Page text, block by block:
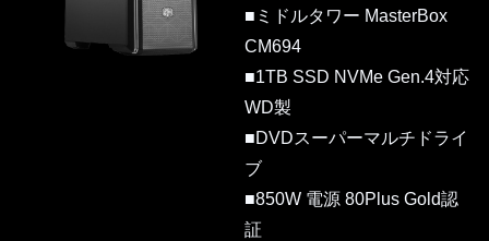
■ミドルタワー MasterBox
CM694
■1TB SSD NVMe Gen.4対応
WD製
■DVDスーパーマルチドライ
ブ
■850W 電源 80Plus Gold認
証